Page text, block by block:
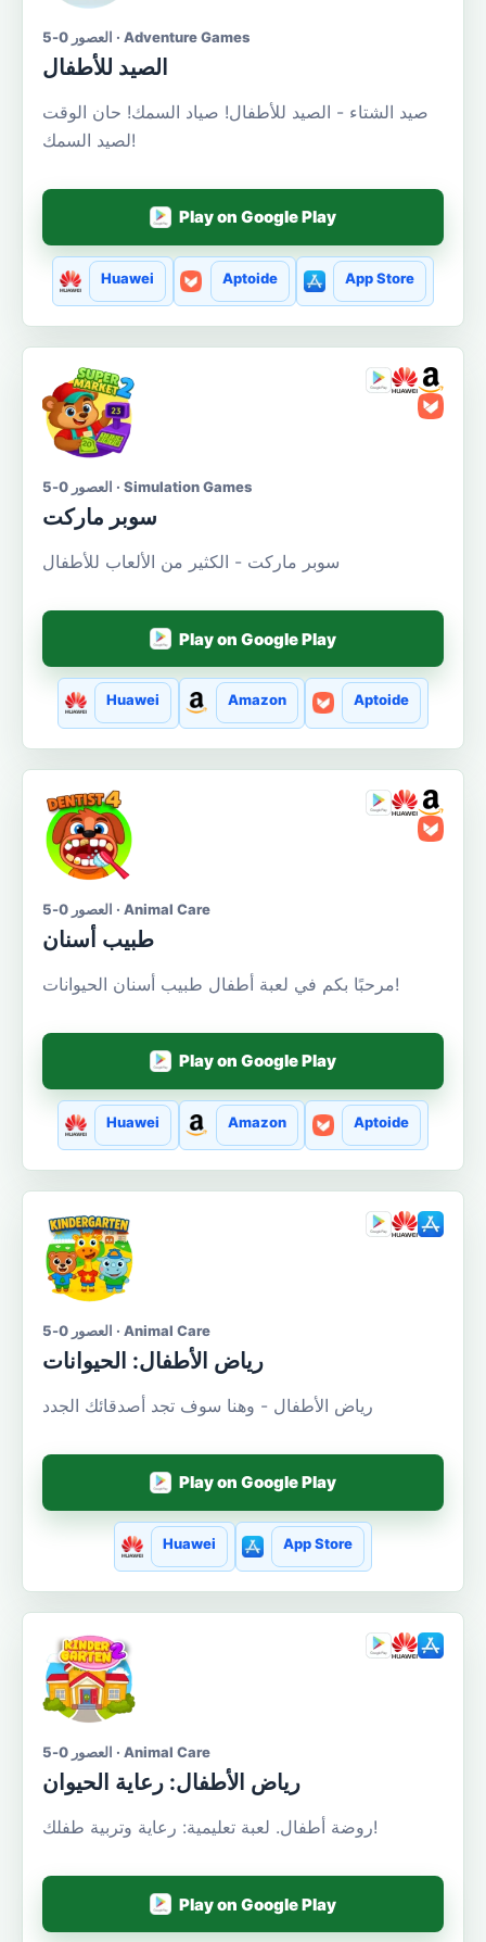
العصور 0-5 · Adventure Games
الصيد للأطفال
صيد الشتاء - الصيد للأطفال! صياد السمك! حان الوقت
لصيد السمك!
Play on Google Play
Huawei Aptoide App Store
العصور 0-5 · Simulation Games
سوبر ماركت
سوبر ماركت - الكثير من الألعاب للأطفال
Play on Google Play
Huawei Amazon Aptoide
العصور 0-5 · Animal Care
طبيب أسنان
مرحبًا بكم في لعبة أطفال طبيب أسنان الحيوانات!
Play on Google Play
Huawei Amazon Aptoide
العصور 0-5 · Animal Care
رياض الأطفال: الحيوانات
رياض الأطفال - وهنا سوف تجد أصدقائك الجدد
Play on Google Play
Huawei App Store
العصور 0-5 · Animal Care
رياض الأطفال: رعاية الحيوان
روضة أطفال. لعبة تعليمية: رعاية وتربية طفلك!
Play on Google Play